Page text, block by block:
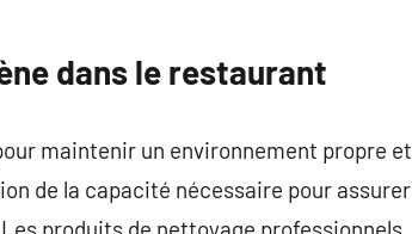
dans le restaurant
maintenir un environnement propre et
de la capacité nécessaire pour assurer
produits de nettoyage professionnels